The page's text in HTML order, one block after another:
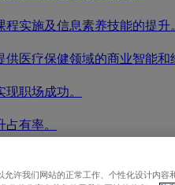
实施及信息素养技能的提升
医疗保健领域的商业智能和
职场成功。
有率。
研究之旅。
允许我们网站的正常工作、个性化设计内